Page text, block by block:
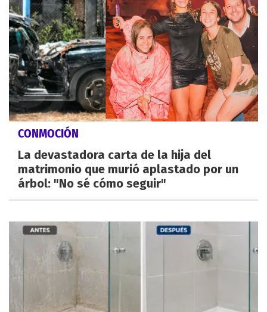
CONMOCIÓN
La devastadora carta de la hija del
matrimonio que murió aplastado por un
árbol: "No sé cómo seguir"